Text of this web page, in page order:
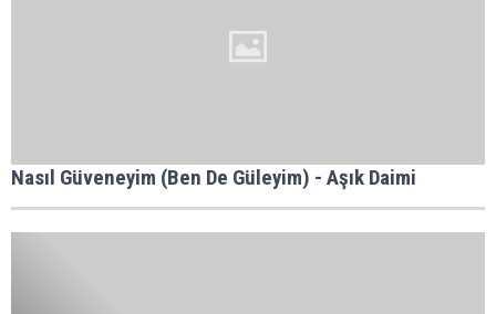
Nasıl Güveneyim (Ben De Güleyim) - Aşık Daimi